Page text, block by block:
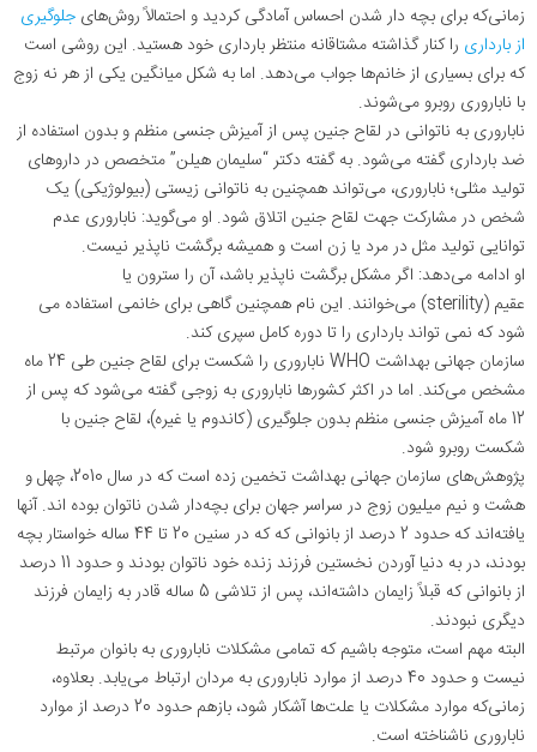
زمانی‌که برای بچه دار شدن احساس آمادگی کردید و احتمالاً روش‌های جلوگیری
از بارداری را کنار گذاشته مشتاقانه منتظر بارداری خود هستید. این روشی است
که برای بسیاری از خانم‌ها جواب می‌دهد. اما به شکل میانگین یکی از هر نه زوج
با ناباروری روبرو می‌شوند.
ناباروری به ناتوانی در لقاح جنین پس از آمیزش جنسی منظم و بدون استفاده از
ضد بارداری گفته می‌شود. به گفته دکتر “سلیمان هیلن” متخصص در داروهای
تولید مثلی؛ ناباروری، می‌تواند همچنین به ناتوانی زیستی (بیولوژیکی) یک
شخص در مشارکت جهت لقاح جنین اتلاق شود. او می‌گوید: ناباروری عدم
توانایی تولید مثل در مرد یا زن است و همیشه برگشت ‌‌ناپذیر نیست.
او ادامه می‌دهد: اگر مشکل برگشت ناپذیر باشد، آن را سترون یا
عقیم (sterility) می‌خوانند. این نام همچنین گاهی برای خانمی استفاده می‌
شود که نمی‌ تواند بارداری را تا دوره کامل سپری کند.
سازمان جهانی بهداشت WHO
ناباروری را شکست برای لقاح جنین طی 24 ماه
مشخص می‌کند. اما در اکثر کشورها ناباروری به زوجی گفته می‌شود که پس از
12 ماه آمیزش جنسی منظم بدون جلوگیری (کاندوم یا غیره)، لقاح جنین با
شکست روبرو شود.
پژوهش‌های سازمان جهانی بهداشت تخمین زده است که در سال 2010، چهل و
هشت و نیم میلیون زوج در سراسر جهان برای بچه‌دار شدن ناتوان بوده اند. آنها
یافته‌اند که حدود 2 درصد از بانوانی که که در سنین 20 تا 44 ساله خواستار بچه
بودند، در به دنیا آوردن نخستین فرزند زنده خود ناتوان بودند و حدود 11 درصد
از بانوانی که قبلاً زایمان داشته‌اند، پس از تلاشی 5 ساله قادر به زایمان فرزند
دیگری نبودند.
البته مهم است، متوجه باشیم که تمامی مشکلات ناباروری به بانوان مرتبط
نیست و حدود 40 درصد از موارد ناباروری به مردان ارتباط می‌یابد. بعلاوه،
زمانی‌که موارد مشکلات یا علت‌ها آشکار شود، بازهم حدود 20 درصد از موارد
ناباروری ناشناخته است.